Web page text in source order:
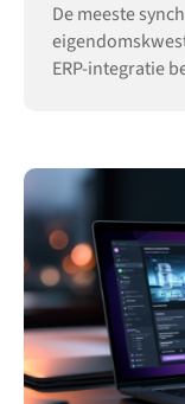
De meeste
ERP-integratie